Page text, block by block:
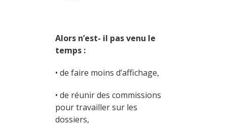
Alors n’est- il pas venu le
temps :
• de faire moins d’affichage,
• de réunir des commissions
pour travailler sur les
dossiers,